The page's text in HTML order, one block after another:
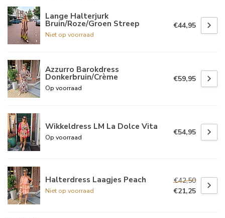
Lange Halterjurk
Bruin/Roze/Groen Streep
Niet op voorraad
€44,95
Azzurro Barokdress
Donkerbruin/Crème
Op voorraad
€59,95
Wikkeldress LM La Dolce Vita
Op voorraad
€54,95
Halterdress Laagjes Peach
Niet op voorraad
€42,50
€21,25